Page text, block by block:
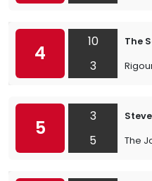
4
10
3
The
5
3
5
The